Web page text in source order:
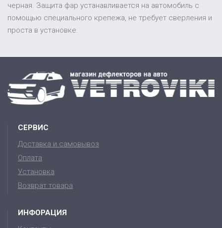
черная. Защита фар устанавливается на автомобиль с
помощью специального крепежа, не требует сверления и
проста в установке.
СЕРВИС
Доставка и самовывоз
Оплата
Установка
Возврат товара
ИНФОРАЦИЯ